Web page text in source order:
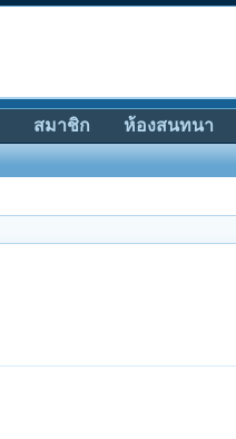
สมาชิก ห้องสนทนา